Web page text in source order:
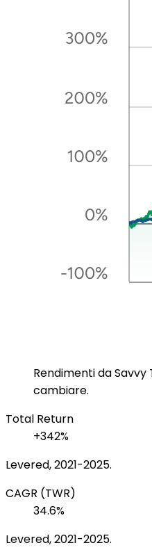
Rendimenti da Savvy
cambiare.
Total Return
+342%
Levered, 2021-2025.
CAGR (TWR)
34.6%
Levered, 2021-2025.